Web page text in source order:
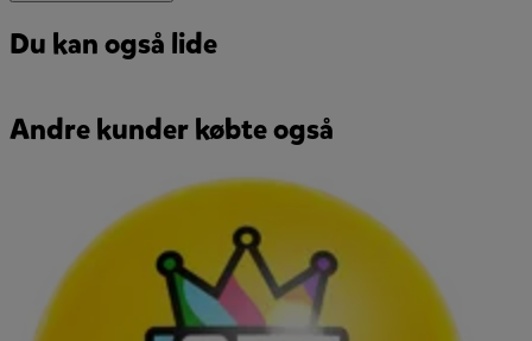
Du kan også lide
Andre kunder købte også